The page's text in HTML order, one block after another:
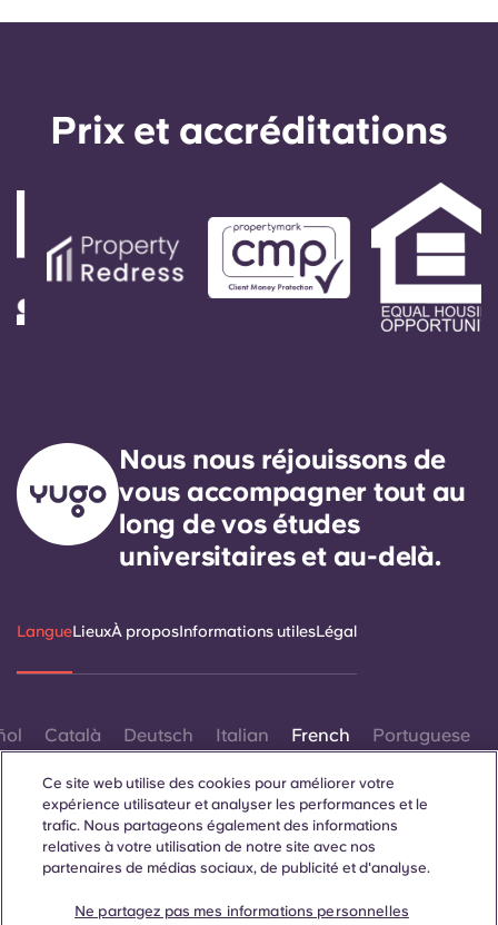
Prix ​​et accréditations
Nous nous réjouissons de
vous accompagner tout au
long de vos études
universitaires et au-delà.
LangueLieuxÀ proposInformations utilesLégal
Català Deutsch Italian French Portuguese
Ce site web utilise des cookies pour améliorer votre
expérience utilisateur et analyser les performances et le
trafic. Nous partageons également des informations
relatives à votre utilisation de notre site avec nos
partenaires de médias sociaux, de publicité et d'analyse.
Ne partagez pas mes informations personnelles